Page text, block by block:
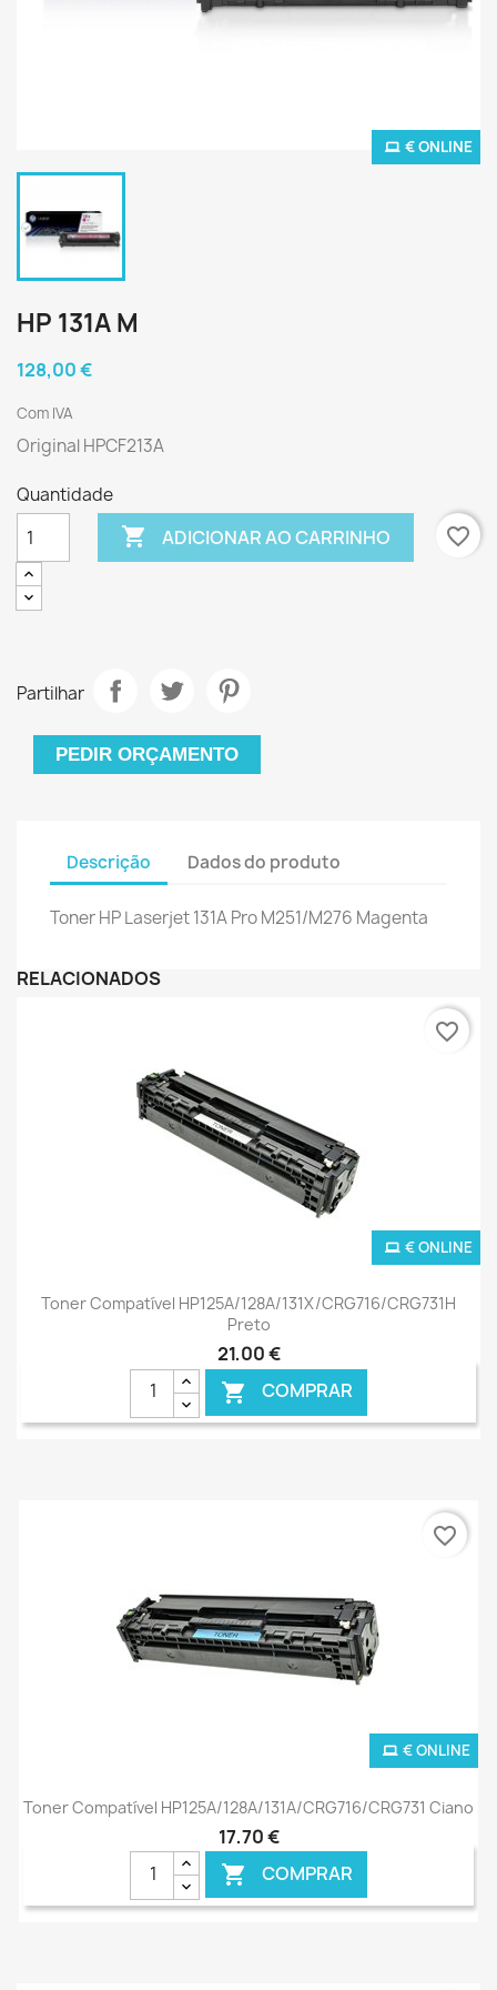
€ ONLINE
HP 131A M
128,00 €
Com IVA
Original HPCF213A
Quantidade
 ADICIONAR AO CARRINHO favorite_border
Partilhar
PEDIR ORÇAMENTO
Descrição Dados do produto
Toner HP Laserjet 131A Pro M251/M276 Magenta
RELACIONADOS
Toner Compatível HP125A/128A/131X/CRG716/CRG731H
Preto
21,00 €
 COMPRAR
€ ONLINE
favorite_border
Toner Compatível HP125A/128A/131A/CRG716/CRG731 Ciano
17,70 €
 COMPRAR
€ ONLINE
favorite_border